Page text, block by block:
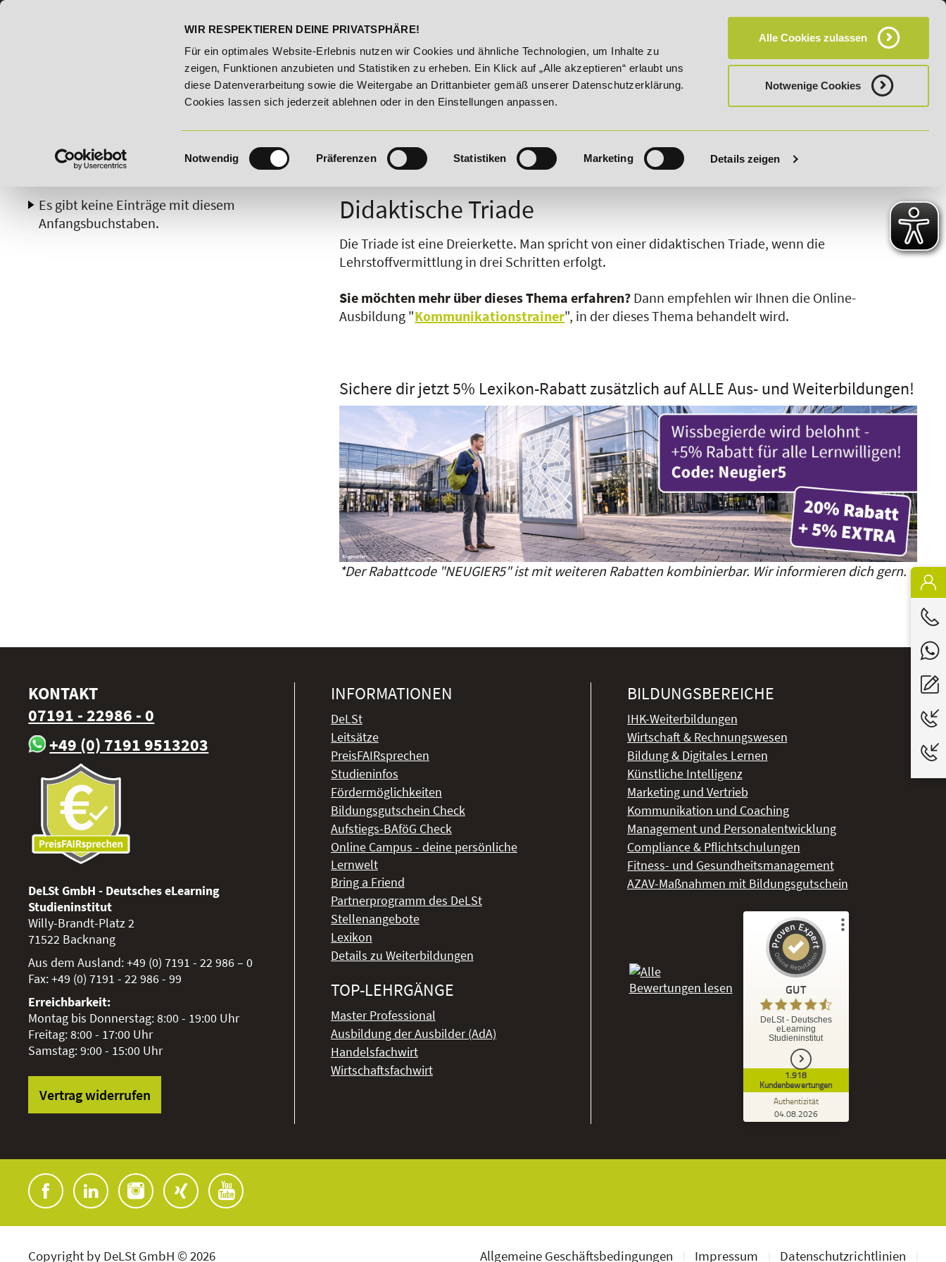
WIR RESPEKTIEREN DEINE PRIVATSPHÄRE!
Für ein optimales Website-Erlebnis nutzen wir Cookies und ähnliche Technologien, um Inhalte zu
zeigen, Funktionen anzubieten und Statistiken zu erheben. Ein Klick auf „Alle akzeptieren“ erlaubt uns
diese Datenverarbeitung sowie die Weitergabe an Drittanbieter gemäß unserer Datenschutzerklärung.
Cookies lassen sich jederzeit ablehnen oder in den Einstellungen anpassen.
Einwilligungsauswahl
Notwendig Präferenzen Statistiken Marketing Details zeigen
Alle Cookies zulassen
Notwenige Cookies
HÄUFIG GESTELLTE FRAGEN (FAQ) CAMPUS
20% Rabatt bis 03.09.2026 - Bildungsroute! 20% Rabatt bis 03.09.2026 - Bildungsroute! 20% Rabatt bis 03.09.2026 - Bildungsroute! 20% Rabatt bis
B C G H K L O P S V
Didaktische Triade
Die Triade ist eine Dreierkette. Man spricht von einer didaktischen Triade, wenn die
Lehrstoffvermittlung in drei Schritten erfolgt.
Sie möchten mehr über dieses Thema erfahren? Dann empfehlen wir Ihnen die Online-
Ausbildung "Kommunikationstrainer", in der dieses Thema behandelt wird.
Sichere dir jetzt 5% Lexikon-Rabatt zusätzlich auf ALLE Aus- und Weiterbildungen!
*Der Rabattcode "NEUGIER5" ist mit weiteren Rabatten kombinierbar. Wir informieren dich gern.
Es gibt keine Einträge mit diesem
Anfangsbuchstaben.
KONTAKT
07191 - 22986 - 0
+49 (0) 7191 9513203
DeLSt GmbH - Deutsches eLearning
Studieninstitut
Willy-Brandt-Platz 2
71522 Backnang
Aus dem Ausland:+49 (0) 7191 - 22 986 – 0
Fax:+49 (0) 7191 - 22 986 - 99
Erreichbarkeit:
Montag bis Donnerstag: 8:00 - 19:00 Uhr
Freitag: 8:00 - 17:00 Uhr
Samstag: 9:00 - 15:00 Uhr
Vertrag widerrufen
INFORMATIONEN
DeLSt
Leitsätze
PreisFAIRsprechen
Studieninfos
Fördermöglichkeiten
Bildungsgutschein Check
Aufstiegs-BAföG Check
Online Campus - deine persönliche
Lernwelt
Bring a Friend
Partnerprogramm des DeLSt
Stellenangebote
Lexikon
Details zu Weiterbildungen
TOP-LEHRGÄNGE
Master Professional
Ausbildung der Ausbilder (AdA)
Handelsfachwirt
Wirtschaftsfachwirt
BILDUNGSBEREICHE
IHK-Weiterbildungen
Wirtschaft & Rechnungswesen
Bildung & Digitales Lernen
Künstliche Intelligenz
Marketing und Vertrieb
Kommunikation und Coaching
Management und Personalentwicklung
Compliance & Pflichtschulungen
Fitness- und Gesundheitsmanagement
AZAV-Maßnahmen mit Bildungsgutschein
GUT
DeLSt - Deutsches
eLearning
Studieninstitut
1.918
Kundenbewertungen
Authentizität
04.08.2026
Kundenbewertungen und Erfahrungen zu
DeLSt - Deutsches eLearning Studieninstitut
ProvenExpert.com
ProvenExpert.com
1.827
Bewertungen von
Copyright by DeLSt GmbH © 2026 Allgemeine Geschäftsbedingungen Impressum Datenschutzrichtlinien